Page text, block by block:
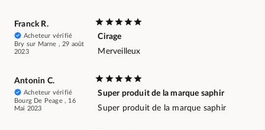
Franck R.
Acheteur vérifié
Bry sur Marne , 29 août
2023
Cirage
Merveilleux
Antonin C.
Acheteur vérifié
Bourg De Peage , 16
Mai 2023
Super produit de la marque saphir
Super produit de la marque saphir